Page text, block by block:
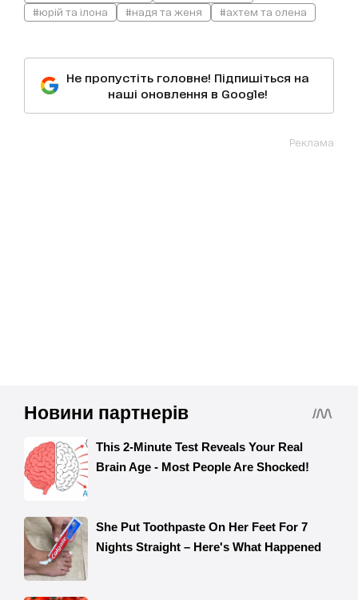
#юрій та ілона
#надя та женя #ахтем та олена
Не пропустіть головне! Підпишіться на
наші оновлення в Google!
Реклама